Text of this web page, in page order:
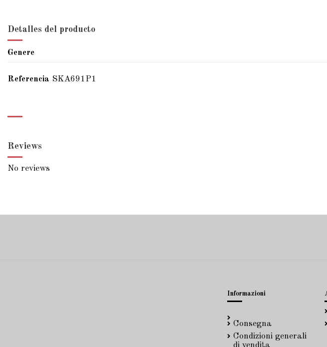
Detalles del producto
Genere
Referencia SKA691P1
Reviews
No reviews
Informazioni
Consegna
Condizioni generali
di vendita